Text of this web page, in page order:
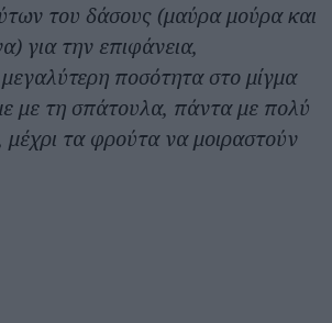
του δάσους (μαύρα μούρα και
για την επιφάνεια,
ποσότητα στο μίγμα
με τη σπάτουλα, πάντα με πολύ
μέχρι τα φρούτα να μοιραστούν